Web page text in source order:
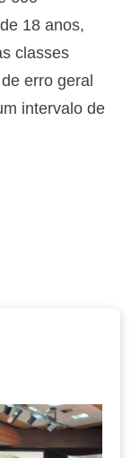
18 anos,
classes
erro geral
intervalo de